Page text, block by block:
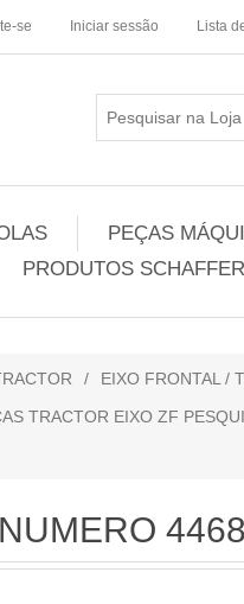
se Iniciar sessão Lista
PEÇAS
PRODUTOS
/ EIXO FRONTAL /
TRACTOR EIXO ZF